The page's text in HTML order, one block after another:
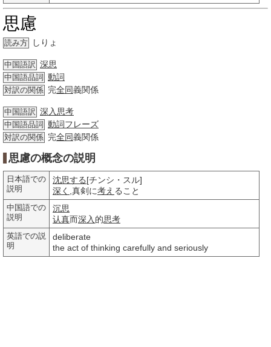
思慮
読み方 しりょ
中国語訳 深思
中国語品詞 動詞
対訳の関係 完全同義関係
中国語訳 深入思考
中国語品詞 動詞フレーズ
対訳の関係 完全同義関係
思慮の概念の説明
日本語での
説明
沈思する[チンシ・スル]
深く ,真剣に考え ること
中国語での
説明
沉思
认真而深入 的思考
英語での説
明
deliberate
the act of thinking carefully and seriously